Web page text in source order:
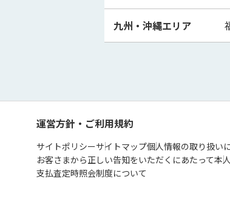
九州・沖縄エリア
運営方針・ご利用規約
サイトポリシーサイトマップ個人情報の取り扱い
お客さまから正しい告知をいただくにあたって本
支払査定時照会制度について